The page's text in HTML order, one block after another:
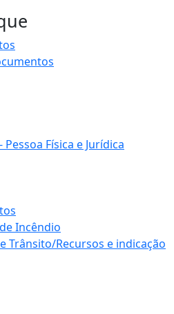
Física e Jurídica
Incêndio
Trânsito/Recursos e indicação